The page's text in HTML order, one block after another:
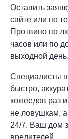
Оставить
сайте или по
Протвино по
часов или по
выходной день.
Специалисты
быстро,
кожеедов раз
не ловушкам,
24/7. Ваш дом